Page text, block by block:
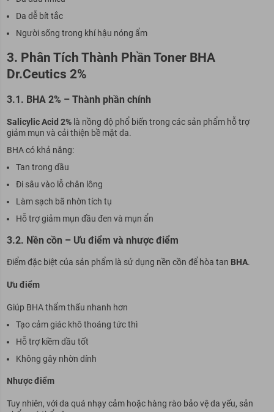
Da dễ bít tắc
Người sống trong khí hậu nóng ẩm
3. Phân Tích Thành Phần Toner BHA
Dr.Ceutics 2%
3.1. BHA 2% – Thành phần chính
Salicylic Acid 2%là nồng độ phổ biến trong các sản phẩm hỗ trợ
giảm mụn và cải thiện bề mặt da.
BHA có khả năng:
Tan trong dầu
Đi sâu vào lỗ chân lông
Làm sạch bã nhờn tích tụ
Hỗ trợ giảm mụn đầu đen và mụn ẩn
3.2. Nền cồn – Ưu điểm và nhược điểm
Điểm đặc biệt của sản phẩm là sử dụng nền cồn để hòa tan BHA.
Ưu điểm
Giúp BHA thẩm thấu nhanh hơn
Tạo cảm giác khô thoáng tức thì
Hỗ trợ kiềm dầu tốt
Không gây nhờn dính
Nhược điểm
Tuy nhiên, với da quá nhạy cảm hoặc hàng rào bảo vệ da yếu, sản